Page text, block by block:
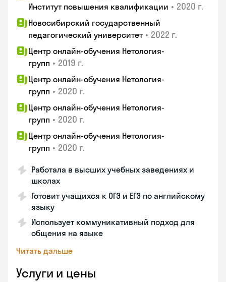
Институт повышения квалификации • 2020 г.
Новосибирский государственный
педагогический университет • 2022 г.
Центр онлайн-обучения Нетология-
групп • 2019 г.
Центр онлайн-обучения Нетология-
групп • 2020 г.
Центр онлайн-обучения Нетология-
групп • 2020 г.
Центр онлайн-обучения Нетология-
групп • 2020 г.
Работала в высших учебных заведениях и
школах
Готовит учащихся к ОГЭ и ЕГЭ по английскому
языку
Использует коммуникативный подход для
общения на языке
Читать дальше
Услуги и цены